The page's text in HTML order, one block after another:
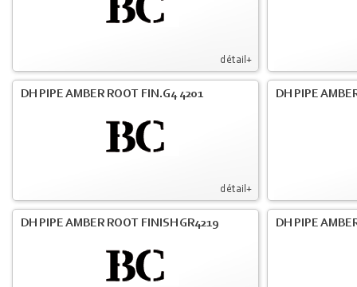
détail+
détail+
DH PIPE AMBER ROOT FIN.G4 4201 DH PIPE
DH PIPE AMBER ROOT FINISH GR4219 DH PIPE